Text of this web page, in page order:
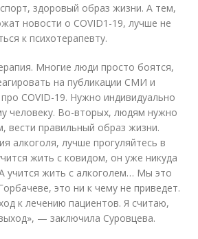
здоровый образ жизни. А тем,
новости о COVID1-19, лучше не
к психотерапевту.
Многие люди просто боятся,
на публикации СМИ и
COVID-19. Нужно индивидуально
человеку. Во-вторых, людям нужно
вести правильный образ жизни.
алкоголя, лучше прогуляйтесь в
жить с ковидом, он уже никуда
учится жить с алкоголем… Мы это
это ни к чему не приведет.
к лечению пациентов. Я считаю,
— заключила Суровцева.